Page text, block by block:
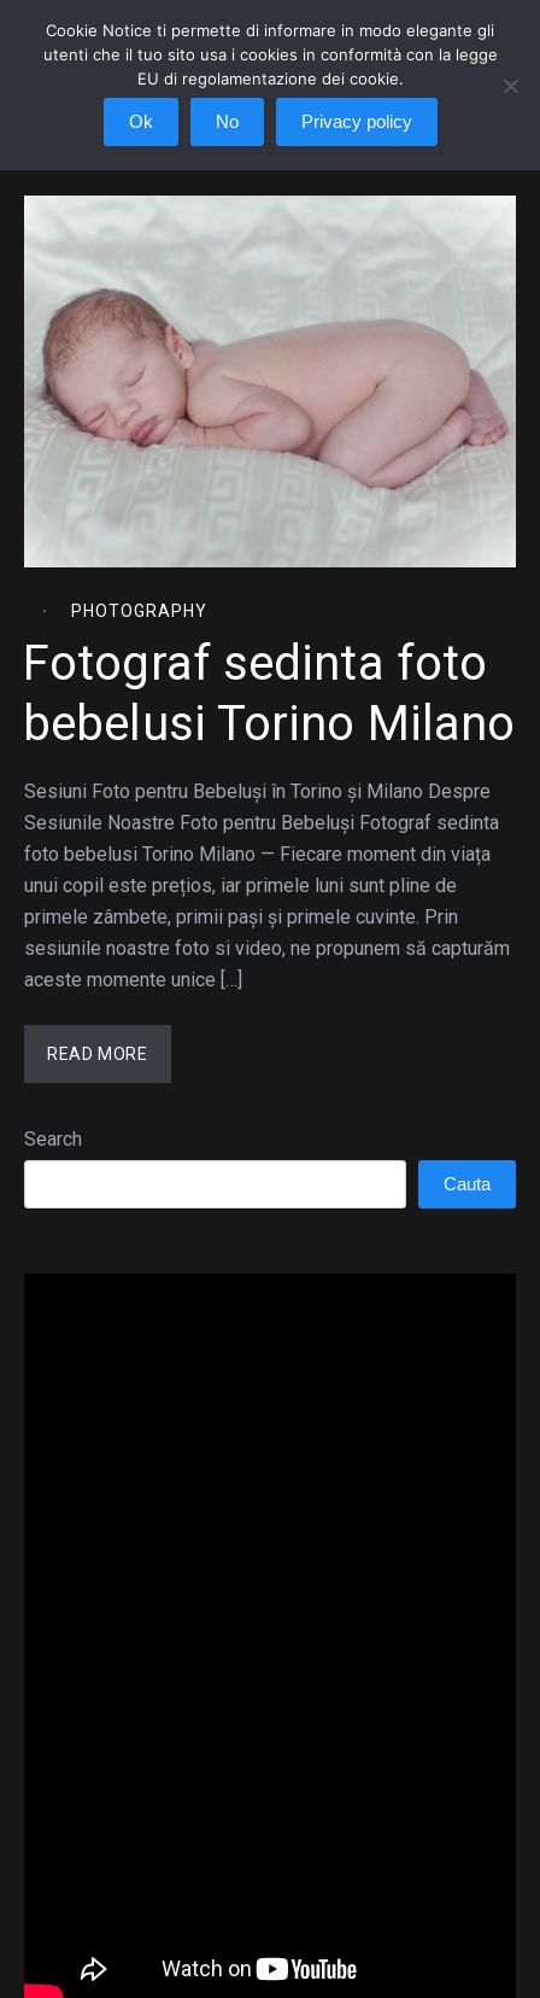
PHOTOGRAPHY
Fotograf sedinta foto
bebelusi Torino Milano
Sesiuni Foto pentru Bebeluși în Torino și Milano Despre
Sesiunile Noastre Foto pentru Bebeluși Fotograf sedinta
foto bebelusi Torino Milano — Fiecare moment din viața
unui copil este prețios, iar primele luni sunt pline de
primele zâmbete, primii pași și primele cuvinte. Prin
sesiunile noastre foto si video, ne propunem să capturăm
aceste momente unice […]
READ MORE
Search
Cauta
Cookie Notice ti permette di informare in modo elegante gli
utenti che il tuo sito usa i cookies in conformità con la legge
EU di regolamentazione dei cookie.
Ok No Privacy policy